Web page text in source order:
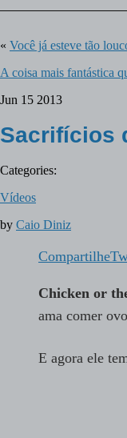
« Você já esteve tão
A coisa mais fantástica
Jun 15 2013
Sacrifícios
Categories:
Vídeos
by Caio Diniz
Compartilhe
Chicken or
ama comer
E agora ele